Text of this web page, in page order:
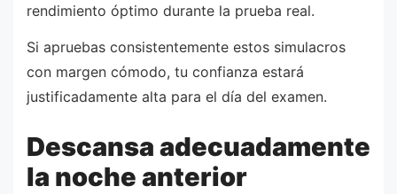
rendimiento óptimo durante la prueba real.
Si apruebas consistentemente estos simulacros
con margen cómodo, tu confianza estará
justificadamente alta para el día del examen.
Descansa adecuadamente
la noche anterior